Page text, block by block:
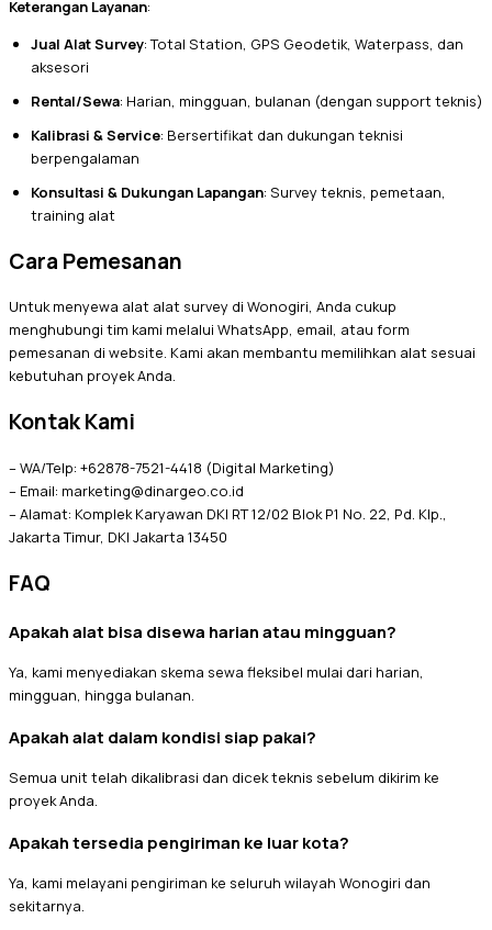
Keterangan Layanan:
Jual Alat Survey: Total Station, GPS Geodetik, Waterpass, dan
aksesori
Rental/Sewa: Harian, mingguan, bulanan (dengan support teknis)
Kalibrasi & Service: Bersertifikat dan dukungan teknisi
berpengalaman
Konsultasi & Dukungan Lapangan: Survey teknis, pemetaan,
training alat
Cara Pemesanan
Untuk menyewa alat alat survey di Wonogiri, Anda cukup
menghubungi tim kami melalui WhatsApp, email, atau form
pemesanan di website. Kami akan membantu memilihkan alat sesuai
kebutuhan proyek Anda.
Kontak Kami
– WA/Telp: +62878-7521-4418 (Digital Marketing)
– Email: marketing@dinargeo.co.id
– Alamat: Komplek Karyawan DKI RT 12/02 Blok P1 No. 22, Pd. Klp.,
Jakarta Timur, DKI Jakarta 13450
FAQ
Apakah alat bisa disewa harian atau mingguan?
Ya, kami menyediakan skema sewa fleksibel mulai dari harian,
mingguan, hingga bulanan.
Apakah alat dalam kondisi siap pakai?
Semua unit telah dikalibrasi dan dicek teknis sebelum dikirim ke
proyek Anda.
Apakah tersedia pengiriman ke luar kota?
Ya, kami melayani pengiriman ke seluruh wilayah Wonogiri dan
sekitarnya.